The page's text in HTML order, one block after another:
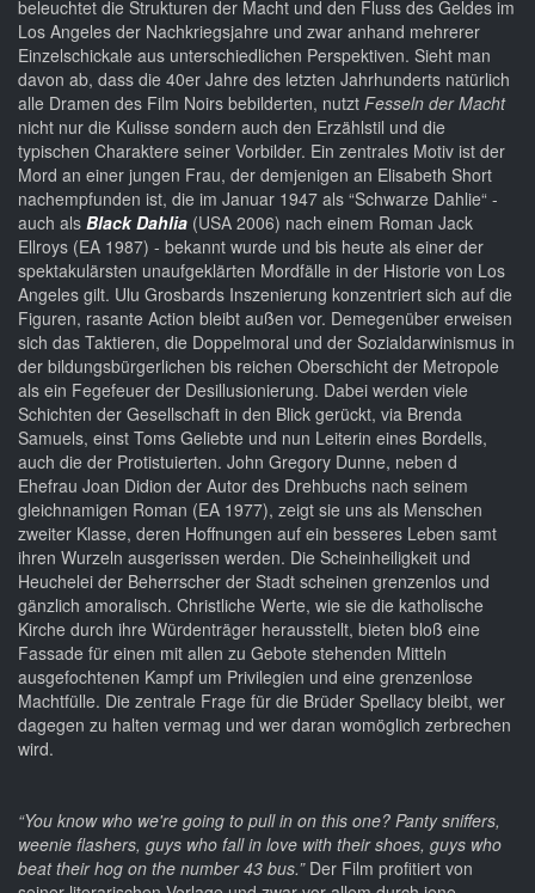
beleuchtet die Strukturen der Macht und den Fluss des Geldes im
Los Angeles der Nachkriegsjahre und zwar anhand mehrerer
Einzelschickale aus unterschiedlichen Perspektiven. Sieht man
davon ab, dass die 40er Jahre des letzten Jahrhunderts natürlich
alle Dramen des Film Noirs bebilderten, nutzt Fesseln der Macht
nicht nur die Kulisse sondern auch den Erzählstil und die
typischen Charaktere seiner Vorbilder. Ein zentrales Motiv ist der
Mord an einer jungen Frau, der demjenigen an Elisabeth Short
nachempfunden ist, die im Januar 1947 als “Schwarze Dahlie“ -
auch als Black Dahlia (USA 2006) nach einem Roman Jack
Ellroys (EA 1987) - bekannt wurde und bis heute als einer der
spektakulärsten unaufgeklärten Mordfälle in der Historie von Los
Angeles gilt. Ulu Grosbards Inszenierung konzentriert sich auf die
Figuren, rasante Action bleibt außen vor. Demegenüber erweisen
sich das Taktieren, die Doppelmoral und der Sozialdarwinismus in
der bildungsbürgerlichen bis reichen Oberschicht der Metropole
als ein Fegefeuer der Desillusionierung. Dabei werden viele
Schichten der Gesellschaft in den Blick gerückt, via Brenda
Samuels, einst Toms Geliebte und nun Leiterin eines Bordells,
auch die der Protistuierten. John Gregory Dunne, neben d
Ehefrau Joan Didion der Autor des Drehbuchs nach seinem
gleichnamigen Roman (EA 1977), zeigt sie uns als Menschen
zweiter Klasse, deren Hoffnungen auf ein besseres Leben samt
ihren Wurzeln ausgerissen werden. Die Scheinheiligkeit und
Heuchelei der Beherrscher der Stadt scheinen grenzenlos und
gänzlich amoralisch. Christliche Werte, wie sie die katholische
Kirche durch ihre Würdenträger herausstellt, bieten bloß eine
Fassade für einen mit allen zu Gebote stehenden Mitteln
ausgefochtenen Kampf um Privilegien und eine grenzenlose
Machtfülle. Die zentrale Frage für die Brüder Spellacy bleibt, wer
dagegen zu halten vermag und wer daran womöglich zerbrechen
wird.
“You know who we're going to pull in on this one? Panty sniffers,
weenie flashers, guys who fall in love with their shoes, guys who
beat their hog on the number 43 bus.”Der Film profitiert von